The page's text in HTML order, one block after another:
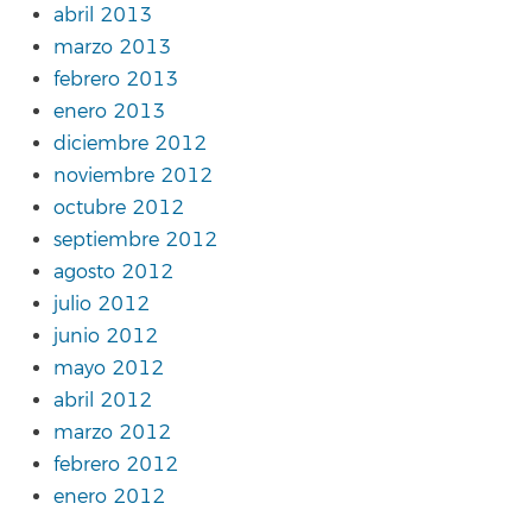
abril 2013
marzo 2013
febrero 2013
enero 2013
diciembre 2012
noviembre 2012
octubre 2012
septiembre 2012
agosto 2012
julio 2012
junio 2012
mayo 2012
abril 2012
marzo 2012
febrero 2012
enero 2012